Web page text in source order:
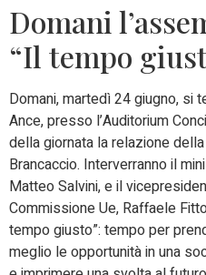
Domani
“Il tempo
Domani, martedì 24 giugno, si
Ance, presso l’Auditorium
della giornata la relazione
Brancaccio. Interverranno il
Matteo Salvini, e il
Commissione Ue, Raffaele
tempo giusto”: tempo per
meglio le opportunità in una